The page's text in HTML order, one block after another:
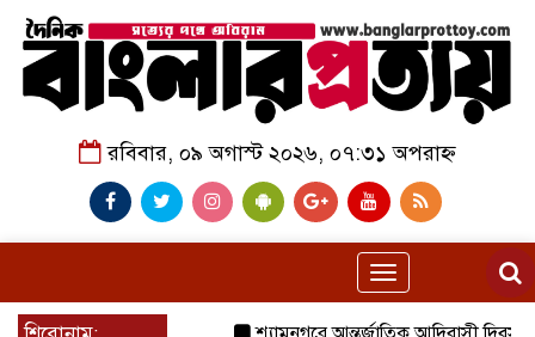
রবিবার, ০৯ অগাস্ট ২০২৬, ০৭:৩১ অপরাহ্ন
Toggle
navigation